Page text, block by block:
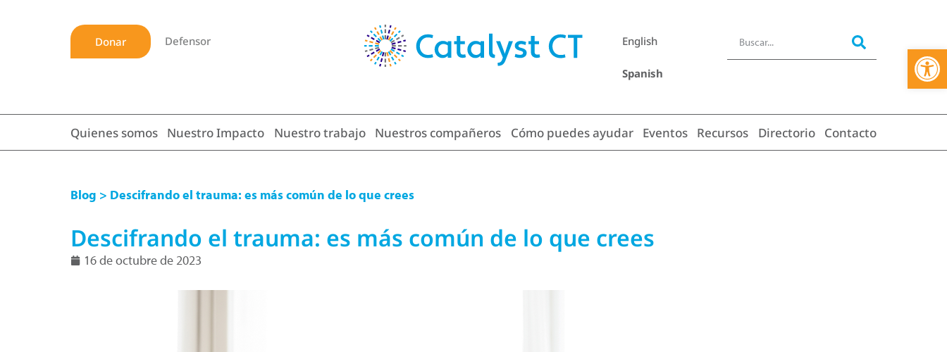
Abrir
Donar Defensor English
Spanish
Quienes somos Nuestro Impacto Nuestro trabajo Nuestros compañeros Cómo puedes ayudar Eventos Recursos Directorio Contacto
Blog > Descifrando el trauma: es más común de lo que crees
Descifrando el trauma: es más común de lo que crees
16 de octubre de 2023